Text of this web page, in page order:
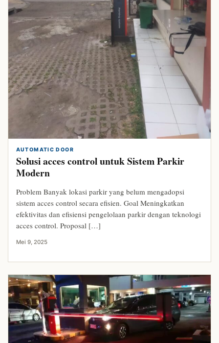
AUTOMATIC DOOR
Solusi acces control untuk Sistem Parkir
Modern
Problem Banyak lokasi parkir yang belum mengadopsi
sistem acces control secara efisien. Goal Meningkatkan
efektivitas dan efisiensi pengelolaan parkir dengan teknologi
acces control. Proposal […]
Mei 9, 2025